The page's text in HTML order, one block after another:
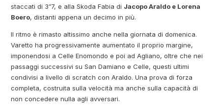
staccati di 3”7, e alla Skoda Fabia di Jacopo Araldo e Lorena
Boero, distanti appena un decimo in più.
Il ritmo è rimasto altissimo anche nella giornata di domenica.
Varetto ha progressivamente aumentato il proprio margine,
imponendosi a Celle Enomondo e poi ad Agliano, oltre che nei
passaggi successivi su San Damiano e Celle, questi ultimi
condivisi a livello di scratch con Araldo. Una prova di forza
completa, costruita sulla velocità ma anche sulla capacità di
non concedere nulla agli avversari.